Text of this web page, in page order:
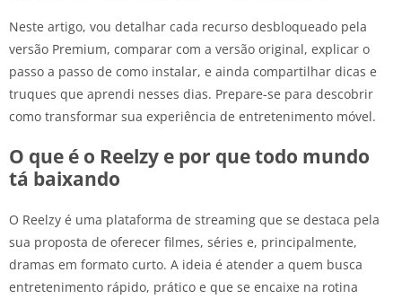
Neste artigo, vou detalhar cada recurso desbloqueado pela
versão Premium, comparar com a versão original, explicar o
passo a passo de como instalar, e ainda compartilhar dicas e
truques que aprendi nesses dias. Prepare-se para descobrir
como transformar sua experiência de entretenimento móvel.
O que é o Reelzy e por que todo mundo
tá baixando
O Reelzy é uma plataforma de streaming que se destaca pela
sua proposta de oferecer filmes, séries e, principalmente,
dramas em formato curto. A ideia é atender a quem busca
entretenimento rápido, prático e que se encaixe na rotina